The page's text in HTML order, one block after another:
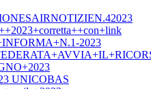
2023
UNICOBAS